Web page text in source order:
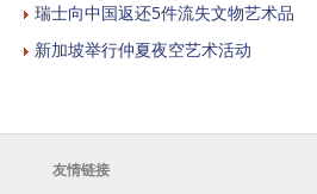
瑞士向中国返还5件流失文物艺术品
新加坡举行仲夏夜空艺术活动
友情链接